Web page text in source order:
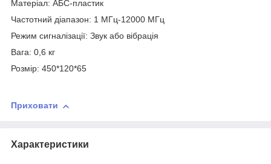
Матеріал: АБС-пластик
Частотний діапазон: 1 МГц-12000 МГц
Режим сигналізації: Звук або вібрація
Вага: 0,6 кг
Розмір: 450*120*65
Приховати
Характеристики